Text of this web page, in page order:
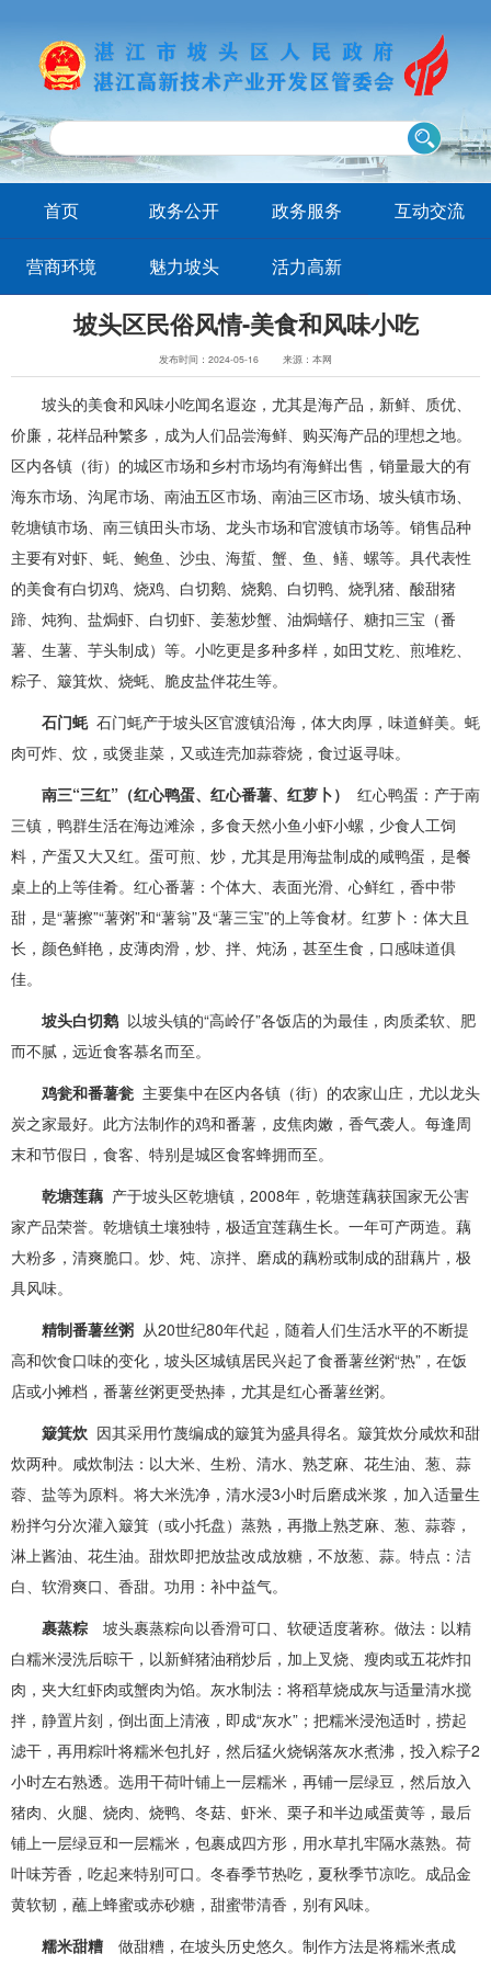
首页 政务公开 政务服务 互动交流
营商环境 魅力坡头 活力高新
坡头区民俗风情-美食和风味小吃
发布时间：2024-05-16 来源：本网
坡头的美食和风味小吃闻名遐迩，尤其是海产品，新鲜、质优、
价廉，花样品种繁多，成为人们品尝海鲜、购买海产品的理想之地。
区内各镇（街）的城区市场和乡村市场均有海鲜出售，销量最大的有
海东市场、沟尾市场、南油五区市场、南油三区市场、坡头镇市场、
乾塘镇市场、南三镇田头市场、龙头市场和官渡镇市场等。销售品种
主要有对虾、蚝、鲍鱼、沙虫、海蜇、蟹、鱼、鳝、螺等。具代表性
的美食有白切鸡、烧鸡、白切鹅、烧鹅、白切鸭、烧乳猪、酸甜猪
蹄、炖狗、盐焗虾、白切虾、姜葱炒蟹、油焗蟮仔、糖扣三宝（番
薯、生薯、芋头制成）等。小吃更是多种多样，如田艾籺、煎堆籺、
粽子、簸箕炊、烧蚝、脆皮盐伴花生等。
石门蚝 石门蚝产于坡头区官渡镇沿海，体大肉厚，味道鲜美。蚝
肉可炸、炆，或煲韭菜，又或连壳加蒜蓉烧，食过返寻味。
南三“三红”（红心鸭蛋、红心番薯、红萝卜）
红心鸭蛋：产于南
三镇，鸭群生活在海边滩涂，多食天然小鱼小虾小螺，少食人工饲
料，产蛋又大又红。蛋可煎、炒，尤其是用海盐制成的咸鸭蛋，是餐
桌上的上等佳肴。红心番薯：个体大、表面光滑、心鲜红，香中带
甜，是“薯擦”“薯粥”和“薯翁”及“薯三宝”的上等食材。红萝卜：体大且
长，颜色鲜艳，皮薄肉滑，炒、拌、炖汤，甚至生食，口感味道俱
佳。
坡头白切鹅 以坡头镇的“高岭仔”各饭店的为最佳，肉质柔软、肥
而不腻，远近食客慕名而至。
鸡瓮和番薯瓮 主要集中在区内各镇（街）的农家山庄，尤以龙头
炭之家最好。此方法制作的鸡和番薯，皮焦肉嫩，香气袭人。每逢周
末和节假日，食客、特别是城区食客蜂拥而至。
乾塘莲藕 产于坡头区乾塘镇，2008年，乾塘莲藕获国家无公害
家产品荣誉。乾塘镇土壤独特，极适宜莲藕生长。一年可产两造。藕
大粉多，清爽脆口。炒、炖、凉拌、磨成的藕粉或制成的甜藕片，极
具风味。
精制番薯丝粥 从20世纪80年代起，随着人们生活水平的不断提
高和饮食口味的变化，坡头区城镇居民兴起了食番薯丝粥“热”，在饭
店或小摊档，番薯丝粥更受热捧，尤其是红心番薯丝粥。
簸箕炊 因其采用竹蔑编成的簸箕为盛具得名。簸箕炊分咸炊和甜
炊两种。咸炊制法：以大米、生粉、清水、熟芝麻、花生油、葱、蒜
蓉、盐等为原料。将大米洗净，清水浸3小时后磨成米浆，加入适量生
粉拌匀分次灌入簸箕（或小托盘）蒸熟，再撒上熟芝麻、葱、蒜蓉，
淋上酱油、花生油。甜炊即把放盐改成放糖，不放葱、蒜。特点：洁
白、软滑爽口、香甜。功用：补中益气。
裹蒸粽 坡头裹蒸粽向以香滑可口、软硬适度著称。做法：以精
白糯米浸洗后晾干，以新鲜猪油稍炒后，加上叉烧、瘦肉或五花炸扣
肉，夹大红虾肉或蟹肉为馅。灰水制法：将稻草烧成灰与适量清水搅
拌，静置片刻，倒出面上清液，即成“灰水”；把糯米浸泡适时，捞起
滤干，再用粽叶将糯米包扎好，然后猛火烧锅落灰水煮沸，投入粽子2
小时左右熟透。选用干荷叶铺上一层糯米，再铺一层绿豆，然后放入
猪肉、火腿、烧肉、烧鸭、冬菇、虾米、栗子和半边咸蛋黄等，最后
铺上一层绿豆和一层糯米，包裹成四方形，用水草扎牢隔水蒸熟。荷
叶味芳香，吃起来特别可口。冬春季节热吃，夏秋季节凉吃。成品金
黄软韧，蘸上蜂蜜或赤砂糖，甜蜜带清香，别有风味。
糯米甜糟 做甜糟，在坡头历史悠久。制作方法是将糯米煮成